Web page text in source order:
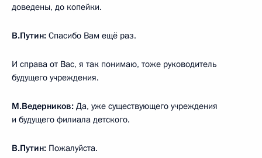
доведены, до копейки.
В.Путин: Спасибо Вам ещё раз.
И справа от Вас, я так понимаю, тоже руководитель
будущего учреждения.
М.Ведерников: Да, уже существующего учреждения
и будущего филиала детского.
В.Путин: Пожалуйста.